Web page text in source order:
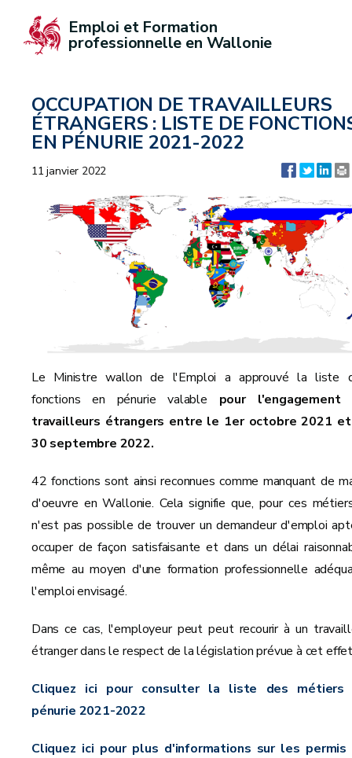
Emploi et Formation
professionnelle en Wallonie
OCCUPATION DE TRAVAILLEURS
ÉTRANGERS : LISTE DE
EN PÉNURIE 2021-2022
11 janvier 2022
Le Ministre wallon de l'Emploi a approuvé la liste
fonctions en pénurie valable pour l'engagement
travailleurs étrangers entre le 1er octobre 2021
30 septembre 2022.
42 fonctions sont ainsi reconnues comme manquant de
d'oeuvre en Wallonie. Cela signifie que, pour ces
n'est pas possible de trouver un demandeur d'emploi
occuper de façon satisfaisante et dans un délai
même au moyen d'une formation professionnelle
l'emploi envisagé.
Dans ce cas, l'employeur peut peut recourir à un
étranger dans le respect de la législation prévue à cet
Cliquez ici pour consulter la liste des métiers
pénurie 2021-2022
Cliquez ici pour plus d'informations sur les permis